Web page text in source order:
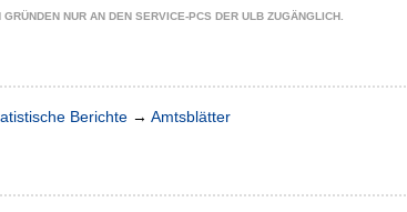
NUR AN DEN SERVICE-PCS DER ULB ZUGÄNGLICH.
Berichte → Amtsblätter